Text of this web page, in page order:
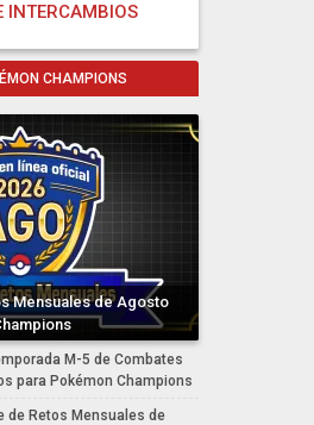
INTERCAMBIOS
CHAMPIONS
Mensuales de Agosto
M-5 de Combates
para Pokémon Champions
de Retos Mensuales de